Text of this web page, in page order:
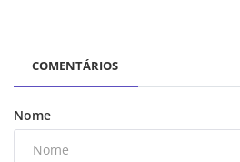
COMENTÁRIOS
Nome